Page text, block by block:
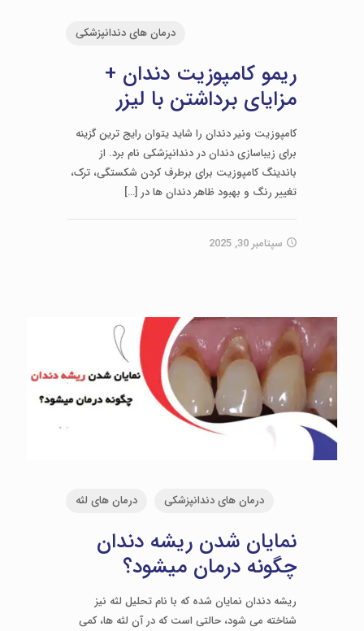
درمان های دندانپزشکی
ریمو کامپوزیت دندان +
مزایای برداشتن با لیزر
کامپوزیت ونیر دندان را شاید یتوان رایج ترین گزینه
برای زیباسازی دندان در دندانپزشکی نام برد. از
باندینگ کامپوزیت برای برطرف کردن شکستگی، ترک،
تغییر رنگ و بهبود ظاهر دندان ها در […]
سپتامبر 30, 2025
درمان های دندانپزشکی درمان های لثه
نمایان شدن ریشه دندان
چگونه درمان میشود؟
ریشه دندان نمایان شده که با نام تحلیل لثه نیز
شناخته می شود، حالتی است که در آن لثه ها، کمی